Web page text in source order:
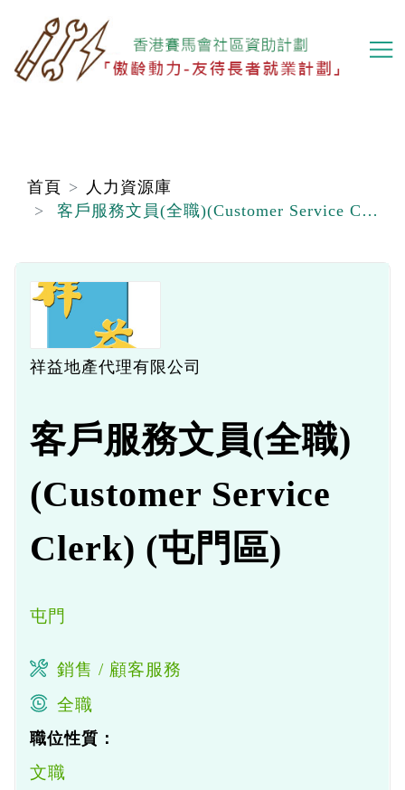
主
內
首頁
人力資源庫
客戶服務文員(全職)(Customer Service Clerk) (屯門區)
祥益地產代理有限公司
客戶服務文員(全職)
(Customer Service
Clerk) (屯門區)
屯門
銷售 / 顧客服務
全職
職位性質：
文職